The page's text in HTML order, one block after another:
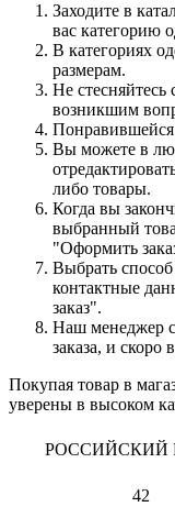
Заходите в
вас категорию
В категориях
размерам.
Не
возникшим
Понравившейся
Вы можете в
либо товары.
Когда вы
выбранный
"Оформить
Выбрать
контактные
заказ".
Наш менеджер
заказа, и скоро
Покупая товар в
уверены в высоком
РОССИЙСКИЙ
42